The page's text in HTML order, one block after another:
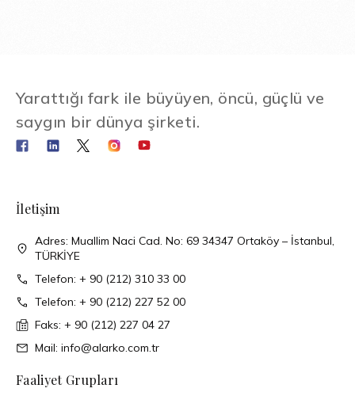
Yarattığı fark ile büyüyen, öncü, güçlü ve
saygın bir dünya şirketi.
İletişim
Adres: Muallim Naci Cad. No: 69 34347 Ortaköy – İstanbul,
TÜRKİYE
Telefon: + 90 (212) 310 33 00
Telefon: + 90 (212) 227 52 00
Faks: + 90 (212) 227 04 27
Mail: info@alarko.com.tr
Faaliyet Grupları